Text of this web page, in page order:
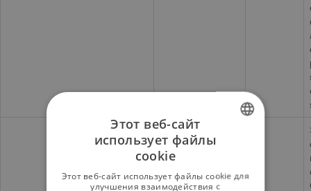
SPANISH
Этот веб-сайт
использует файлы
cookie
Этот веб-сайт использует файлы cookie для
улучшения взаимодействия с